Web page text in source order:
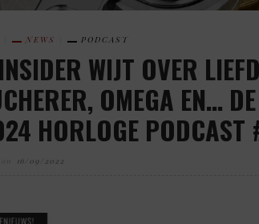
NEWS PODCAST
WIJT OVER
OMEGA EN…
HORLOGE PODCAST
16/09/2022